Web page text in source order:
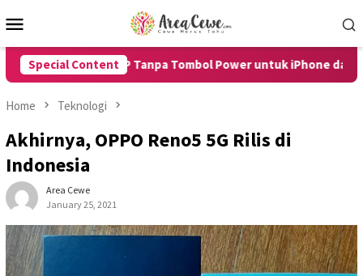
to
Menu
Special Content
Restart HP Tanpa Tombol Power untuk iPhone dan Android
Home Teknologi
Akhirnya, OPPO Reno5 5G Rilis di
Indonesia
Area Cewe
January 25, 2021